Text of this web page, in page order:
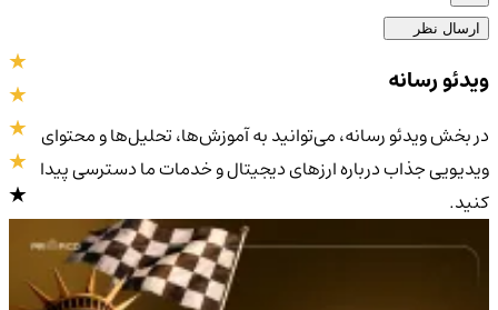
ارسال نظر
4.9/5
ویدئو رسانه
در بخش ویدئو رسانه، می‌توانید به آموزش‌ها، تحلیل‌ها و محتوای
ویدیویی جذاب درباره ارزهای دیجیتال و خدمات ما دسترسی پیدا
کنید.